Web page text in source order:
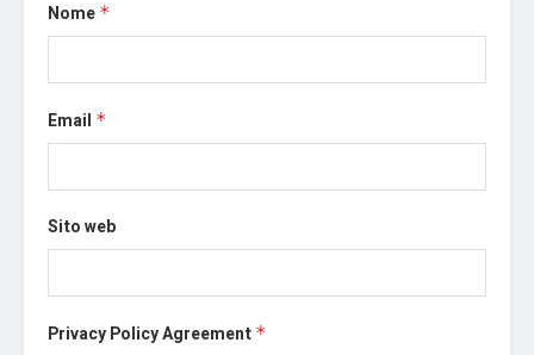
Nome *
Email *
Sito web
Privacy Policy Agreement *